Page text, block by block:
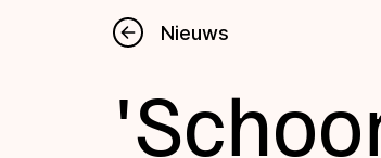
Nieuws
Kalender
Nieuws